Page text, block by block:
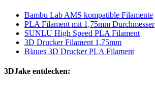
Bambu Lab AMS kompatible Filamente
PLA Filament mit 1,75mm Durchmesser
SUNLU High Speed PLA Filament
3D Drucker Filament 1,75mm
Blaues 3D Drucker PLA Filament
3DJake entdecken: